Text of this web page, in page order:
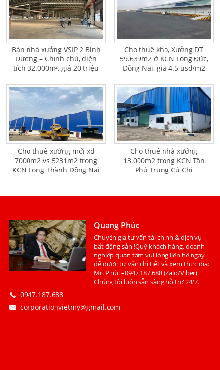
Bán nhà xưởng VSIP 2 Bình
Dương – Chính chủ, diện
tích 32.000m², giá 20 triệu
Cho thuê kho, Xưởng DT
59.639m2 ở KCN Long Đức,
Đồng Nai, giá 4.5 usd/m2
Cho thuê xưởng mới xd
7000m2 vs 5231m2 trong
KCN Long Thành Đồng Nai
Cho thuê nhà xưởng
13.000m2 trong KCN Tân
Phú Trung Củ Chi
Quang Phúc
Chuyên gia tư vấn tài chính & dịch vụ
bất động sản !Quý khách hàng, doanh
nghiệp quan tâm vui lòng liên hệ ngay
để được tư vấn chi tiết và xem thực địa:
Mr. Phúc –0947.187.688 (Zalo/Viber).
Chúng tôi luôn sẵn sàng hỗ trợ 24/7.
0947.187.688
corporationvietmy@gmail.com